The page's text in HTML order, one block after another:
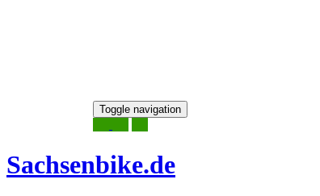
Toggle navigation
Sachsenbike.de